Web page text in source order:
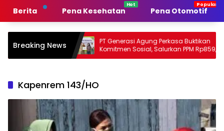
Berita Pena Kesehatan Pena Otomotif
Breaking NewsPT Generasi Agung Perkasa Buktikan
Komitmen Sosial, Salurkan PPM Rp859,4
Juta untuk Masyarakat Lingkar
Kapenrem 143/HO